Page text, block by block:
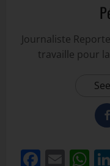
Journaliste
travaille pour